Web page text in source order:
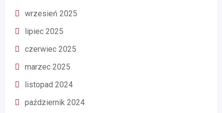
wrzesień 2025
lipiec 2025
czerwiec 2025
marzec 2025
listopad 2024
październik 2024